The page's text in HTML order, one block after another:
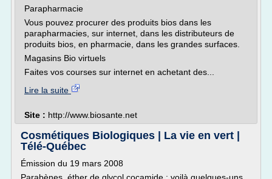
Parapharmacie
Vous pouvez procurer des produits bios dans les
parapharmacies, sur internet, dans les distributeurs de
produits bios, en pharmacie, dans les grandes surfaces.
Magasins Bio virtuels
Faites vos courses sur internet en achetant des...
Lire la suite
Site : http://www.biosante.net
Cosmétiques Biologiques | La vie en vert |
Télé-Québec
Émission du 19 mars 2008